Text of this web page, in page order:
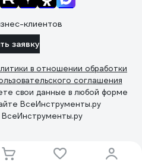
клиентов
заявку
в отношении обработки
соглашения
свои данные в любой форме
ВсеИнструменты.ру